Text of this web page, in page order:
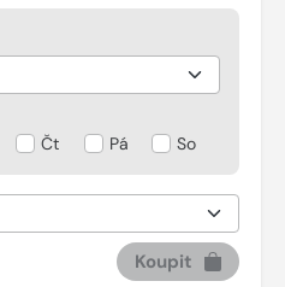
Čt Pá So
Koupit